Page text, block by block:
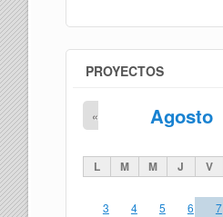
PROYECTOS
Agosto
«
L M M J V
3
4 5 6 7